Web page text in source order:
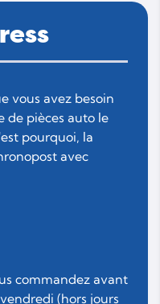
vous avez besoin
de pièces auto le
pourquoi, la
avec
commandez avant
(hors jours